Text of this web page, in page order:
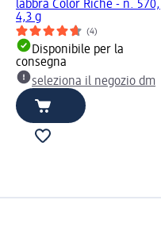
labbra Color Riche - n. 570,
4,3 g
(4)
Disponibile per la
consegna
seleziona il negozio dm